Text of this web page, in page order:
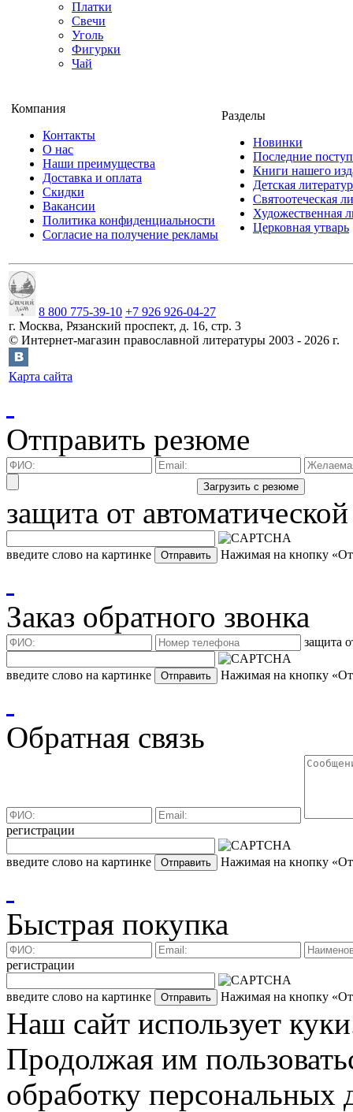
Платки
Свечи
Уголь
Фигурки
Чай
Компания
Контакты
О нас
Наши преимущества
Доставка и оплата
Скидки
Вакансии
Политика конфиденциальности
Согласие на получение рекламы
Разделы
Новинки
Последние
Книги нашего
Детская
Святоотеческая
Художественная
Церковная утварь
8 800 775-39-10 +7 926 926-04-27
г. Москва, Рязанский проспект, д. 16, стр. 3
© Интернет-магазин православной литературы 2003 - 2026 г.
Карта сайта
Отправить резюме
защита от
введите слово на картинке Нажимая на кнопку
Заказ обратного звонка
защита
введите слово на картинке Нажимая на кнопку
Обратная связь
регистрации
введите слово на картинке Нажимая на кнопку
Быстрая покупка
регистрации
введите слово на картинке Нажимая на кнопку
Наш сайт использует
Продолжая им
обработку персональных